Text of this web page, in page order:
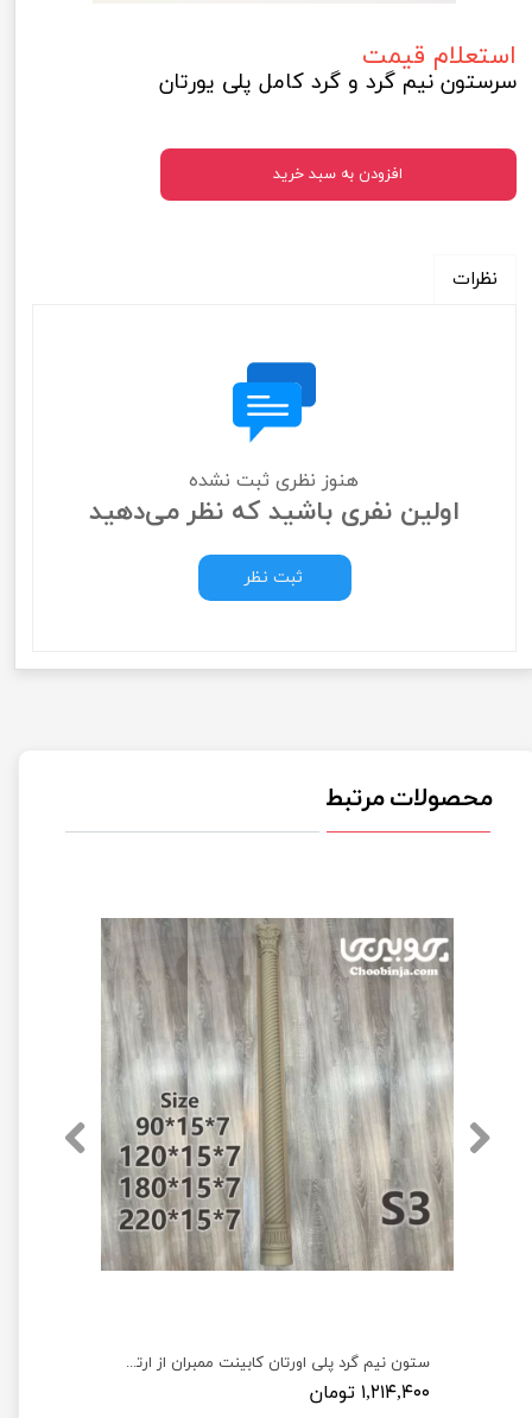
سرستون نیم گرد و گرد کامل پلی یورتان
استعلام قیمت
افزودن به سبد خرید
نظرات
هنوز نظری ثبت نشده
اولین نفری باشید که نظر می‌دهید
ثبت نظر
محصولات مرتبط
ستون نیم گرد پلی اورتان کابینت ممبران از ارتفاع 90 تا 220 سانت کد S3
۱,۲۱۴,۴۰۰ تومان